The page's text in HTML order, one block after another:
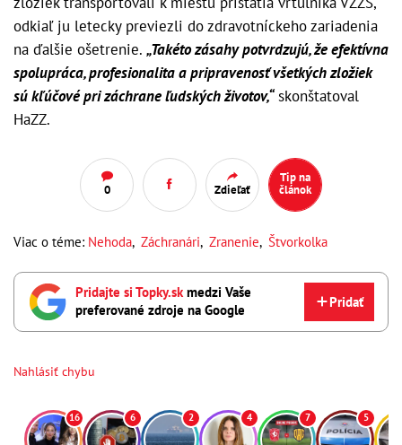
odkiaľ ju letecky previezli do zdravotníckeho zariadenia
na ďalšie ošetrenie. „Takéto zásahy potvrdzujú, že efektívna
spolupráca, profesionalita a pripravenosť všetkých zložiek
sú kľúčové pri záchrane ľudských životov,“skonštatoval
HaZZ.
0 Zdieľať
Tip na
článok
Viac o téme: Nehoda, Záchranári, Zranenie, Štvorkolka
Pridajte si Topky.skmedzi Vaše
preferované zdroje na Google
Pridať
Nahlásiť chybu
16 6 2 4 7 5